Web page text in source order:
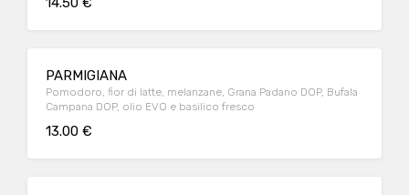
PARMIGIANA
Pomodoro, fior di latte, melanzane, Grana Padano DOP, Bufala
Campana DOP, olio EVO e basilico fresco
13.00 €